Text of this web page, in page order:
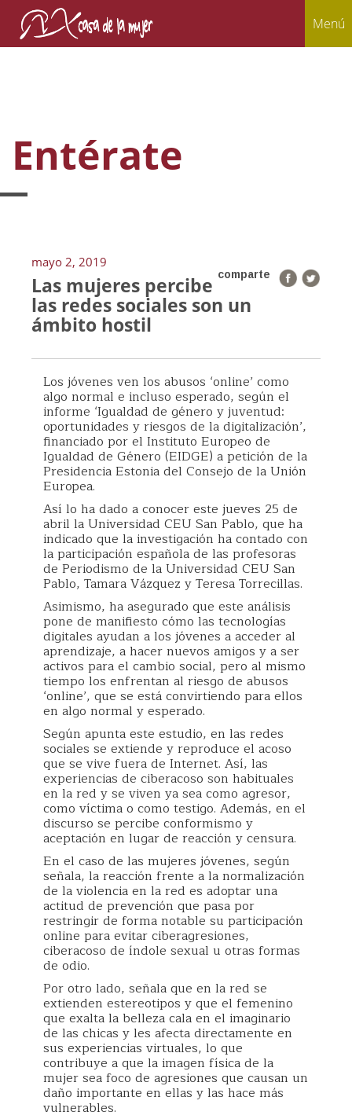
Menú
Entérate
mayo 2, 2019
comparte
Las mujeres percibe
las redes sociales son un
ámbito hostil
Los jóvenes ven los abusos ‘online’ como
algo normal e incluso esperado, según el
informe ‘Igualdad de género y juventud:
oportunidades y riesgos de la digitalización’,
financiado por el Instituto Europeo de
Igualdad de Género (EIDGE) a petición de la
Presidencia Estonia del Consejo de la Unión
Europea.
Así lo ha dado a conocer este jueves 25 de
abril la Universidad CEU San Pablo, que ha
indicado que la investigación ha contado con
la participación española de las profesoras
de Periodismo de la Universidad CEU San
Pablo, Tamara Vázquez y Teresa Torrecillas.
Asimismo, ha asegurado que este análisis
pone de manifiesto cómo las tecnologías
digitales ayudan a los jóvenes a acceder al
aprendizaje, a hacer nuevos amigos y a ser
activos para el cambio social, pero al mismo
tiempo los enfrentan al riesgo de abusos
‘online’, que se está convirtiendo para ellos
en algo normal y esperado.
Según apunta este estudio, en las redes
sociales se extiende y reproduce el acoso
que se vive fuera de Internet. Así, las
experiencias de ciberacoso son habituales
en la red y se viven ya sea como agresor,
como víctima o como testigo. Además, en el
discurso se percibe conformismo y
aceptación en lugar de reacción y censura.
En el caso de las mujeres jóvenes, según
señala, la reacción frente a la normalización
de la violencia en la red es adoptar una
actitud de prevención que pasa por
restringir de forma notable su participación
online para evitar ciberagresiones,
ciberacoso de índole sexual u otras formas
de odio.
Por otro lado, señala que en la red se
extienden estereotipos y que el femenino
que exalta la belleza cala en el imaginario
de las chicas y les afecta directamente en
sus experiencias virtuales, lo que
contribuye a que la imagen física de la
mujer sea foco de agresiones que causan un
daño importante en ellas y las hace más
vulnerables.